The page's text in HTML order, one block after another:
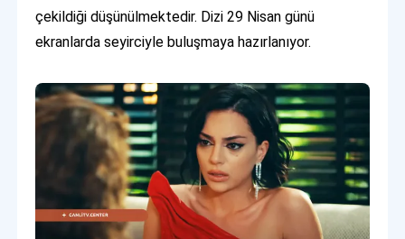
çekildiği düşünülmektedir. Dizi 29 Nisan günü
ekranlarda seyirciyle buluşmaya hazırlanıyor.